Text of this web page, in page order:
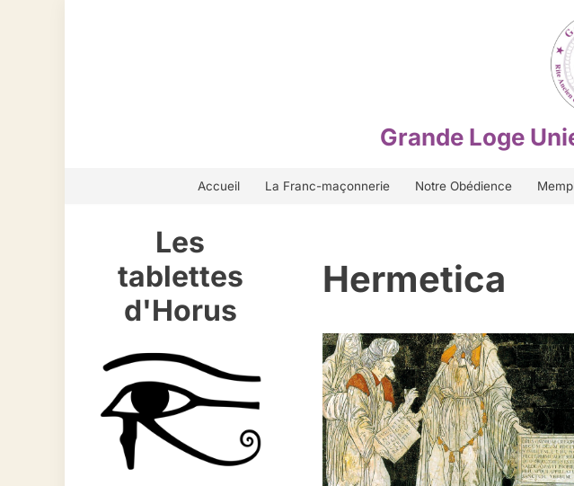
Grande Loge
Accueil La Franc-maçonnerie Notre Obédience
Les
tablettes
d'Horus
Hermetica